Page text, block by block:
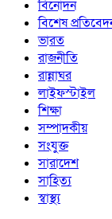
বিনোদন
বিশেষ
ভারত
রাজনীতি
রান্নাঘর
লাইফস্টাইল
শিক্ষা
সম্পাদকীয়
সংযুক্ত
সারাদেশ
সাহিত্য
স্বাস্থ্য